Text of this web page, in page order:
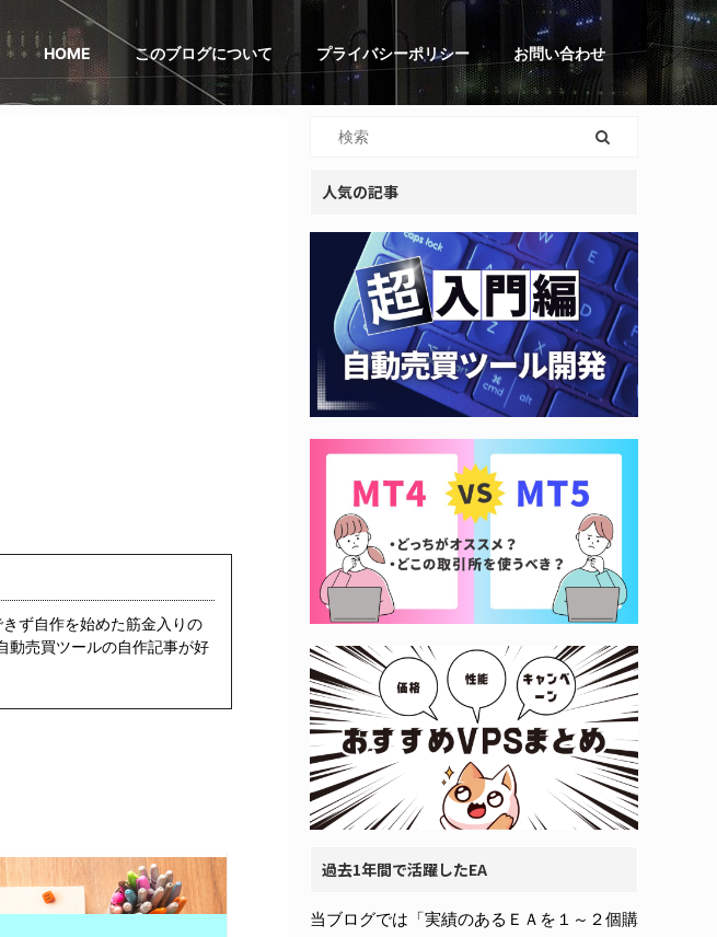
HOME このブログについて プライバシーポリシー お問い合わせ
ず自作を始めた筋金入りの
動売買ツールの自作記事が好
人気の記事
過去1年間で活躍したEA
当ブログでは「実績のあるＥＡを１～２個購